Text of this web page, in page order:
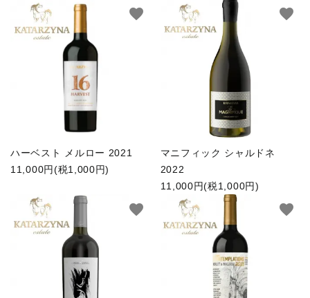
ハーベスト メルロー 2021
11,000円(税1,000円)
favorite
マニフィック シャルドネ
2022
11,000円(税1,000円)
favorite
favorite favorite